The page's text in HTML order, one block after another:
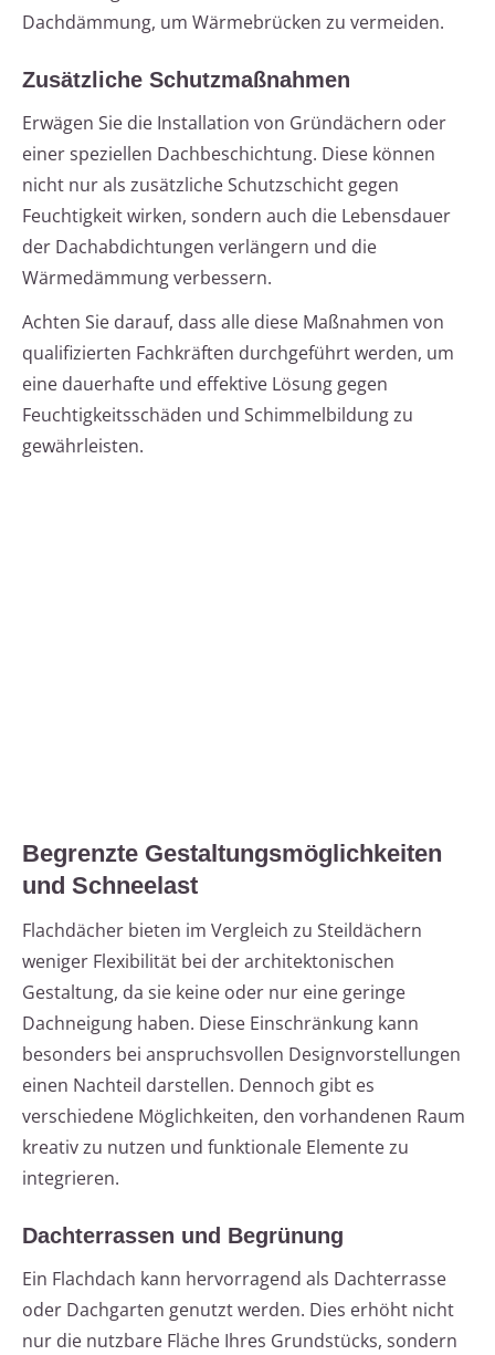
Dachdämmung, um Wärmebrücken zu vermeiden.
Zusätzliche Schutzmaßnahmen
Erwägen Sie die Installation von Gründächern oder
einer speziellen Dachbeschichtung. Diese können
nicht nur als zusätzliche Schutzschicht gegen
Feuchtigkeit wirken, sondern auch die Lebensdauer
der Dachabdichtungen verlängern und die
Wärmedämmung verbessern.
Achten Sie darauf, dass alle diese Maßnahmen von
qualifizierten Fachkräften durchgeführt werden, um
eine dauerhafte und effektive Lösung gegen
Feuchtigkeitsschäden und Schimmelbildung zu
gewährleisten.
Begrenzte Gestaltungsmöglichkeiten
und Schneelast
Flachdächer bieten im Vergleich zu Steildächern
weniger Flexibilität bei der architektonischen
Gestaltung, da sie keine oder nur eine geringe
Dachneigung haben. Diese Einschränkung kann
besonders bei anspruchsvollen Designvorstellungen
einen Nachteil darstellen. Dennoch gibt es
verschiedene Möglichkeiten, den vorhandenen Raum
kreativ zu nutzen und funktionale Elemente zu
integrieren.
Dachterrassen und Begrünung
Ein Flachdach kann hervorragend als Dachterrasse
oder Dachgarten genutzt werden. Dies erhöht nicht
nur die nutzbare Fläche Ihres Grundstücks, sondern